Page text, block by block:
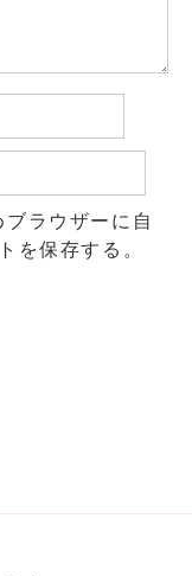
ラウザーに自
を保存する。